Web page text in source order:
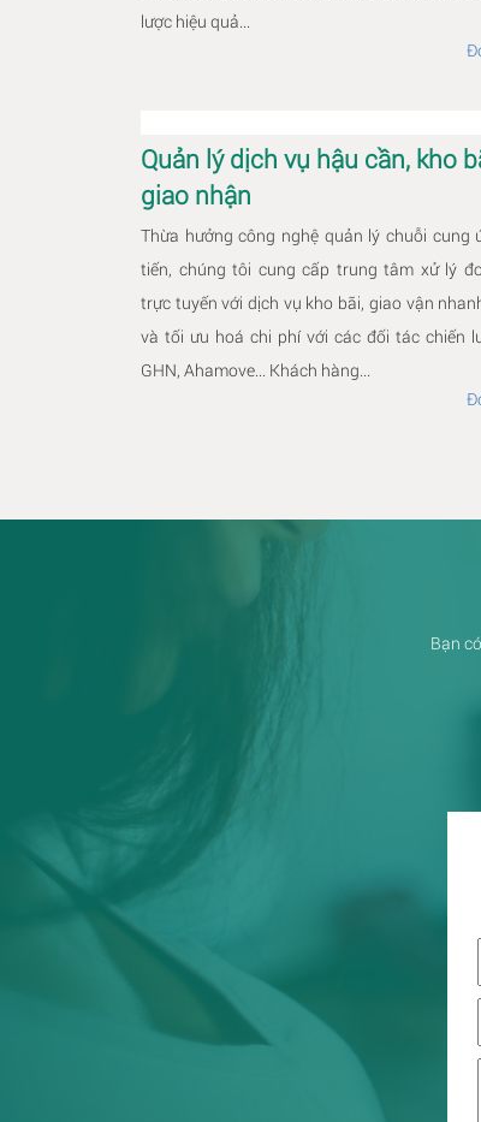
lược hiệu quả...
Quản lý dịch vụ hậu cần, kho
giao nhận
Thừa hưởng công nghệ quản lý chuỗi cung
tiến, chúng tôi cung cấp trung tâm xử lý
trực tuyến với dịch vụ kho bãi, giao vận
và tối ưu hoá chi phí với các đối tác chiến
GHN, Ahamove... Khách hàng...
Bạn